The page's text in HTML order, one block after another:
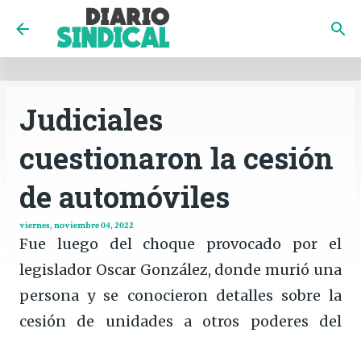
INICIO CÓRDOBA
Ir al contenido principal
Judiciales
cuestionaron la cesión
de automóviles
viernes, noviembre 04, 2022
Fue luego del choque provocado por el
legislador Oscar González, donde murió una
persona y se conocieron detalles sobre la
cesión de unidades a otros poderes del